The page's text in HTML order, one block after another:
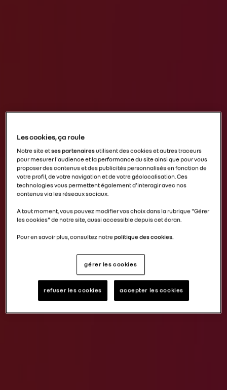
Les cookies, ça roule
Notre site etses partenairesutilisent des cookies et autres traceurs
pour mesurer l'audience et la performance du site ainsi que pour vous
proposer des contenus et des publicités personnalisés en fonction de
votre profil, de votre navigation et de votre géolocalisation. Ces
technologies vous permettent également d’interagir avec nos
contenus via les réseaux sociaux.
A tout moment, vous pouvez modifier vos choix dans la rubrique "Gérer
les cookies" de notre site, aussi accessible depuis cet écran.
Pour en savoir plus, consultez notrepolitique des cookies.
gérer les cookies
refuser les cookies accepter les cookies